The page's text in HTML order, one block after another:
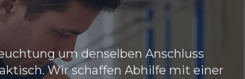
um denselben Anschluss
Wir schaffen Abhilfe mit einer